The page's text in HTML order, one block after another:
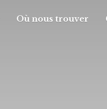
Où nous trouver